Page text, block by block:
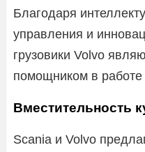
Благодаря
управления и
грузовики Volvo
помощником в
Вместительность
Scania и Volvo